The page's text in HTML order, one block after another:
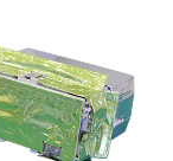
衛星